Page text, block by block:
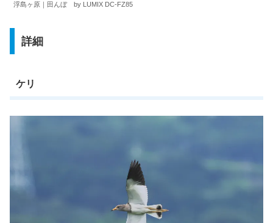
浮島ヶ原｜田んぼ by LUMIX DC-FZ85
詳細
ケリ